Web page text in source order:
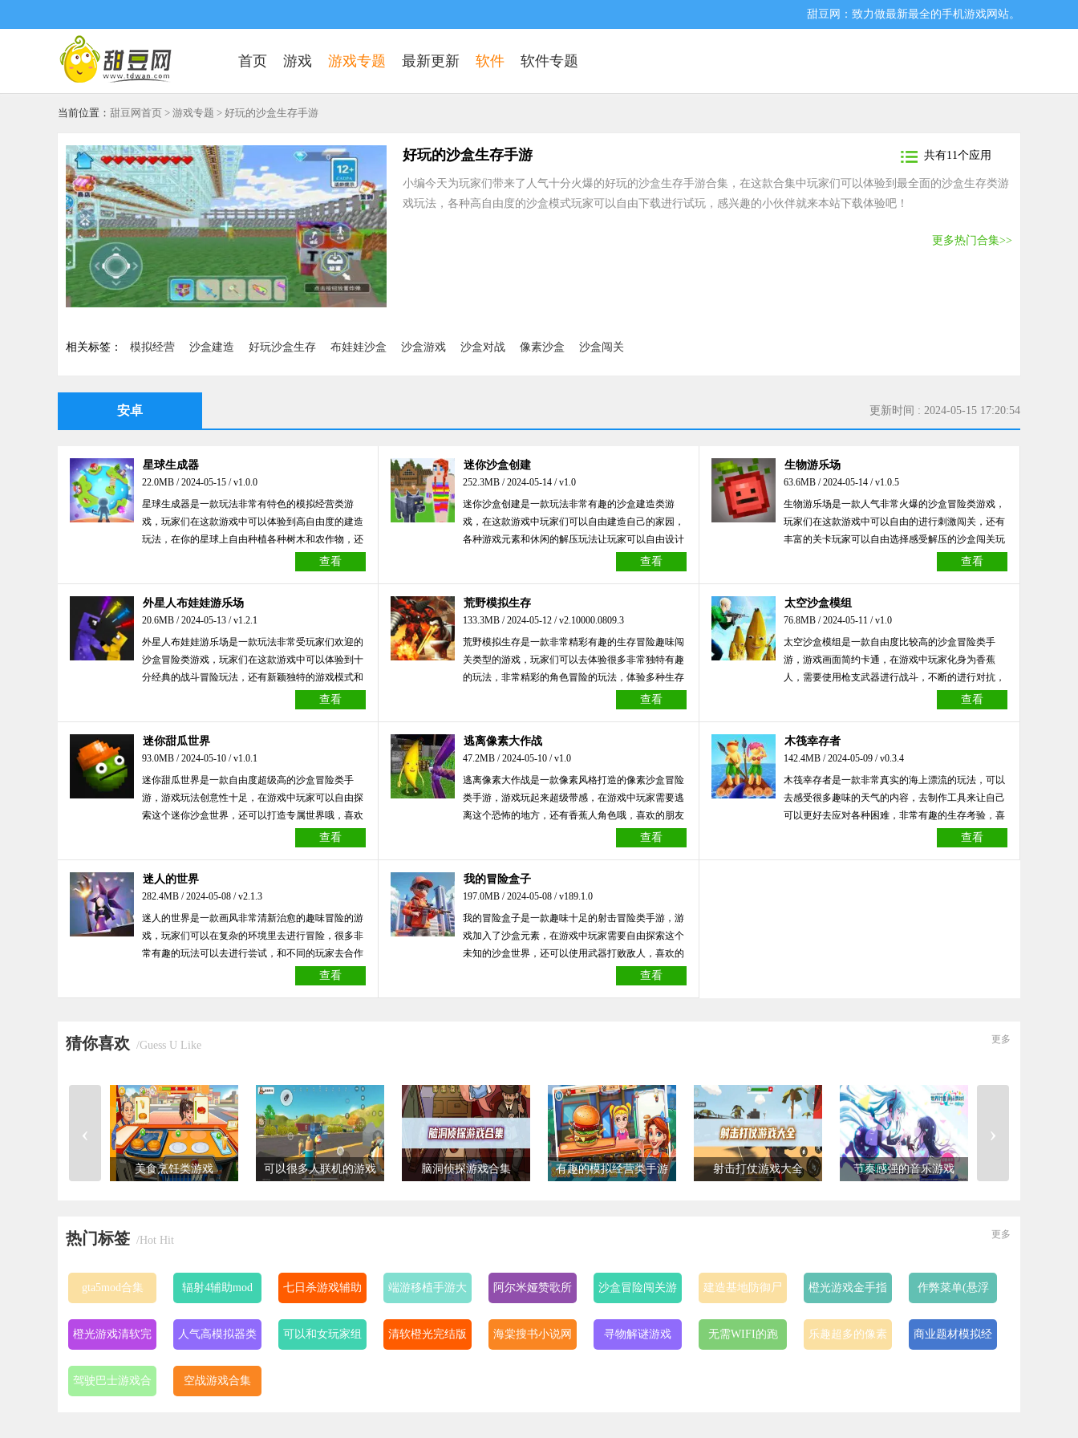
甜豆网：致力做最新最全的手机游戏网站。
首页 游戏 游戏专题 最新更新 软件 软件专题
当前位置： 甜豆网首页 > 游戏专题 > 好玩的沙盒生存手游
好玩的沙盒生存手游 共有11个应用
小编今天为玩家们带来了人气十分火爆的好玩的沙盒生存手游合集，在这款合集中玩家们可以体验到最全面的沙盒生存类游
戏玩法，各种高自由度的沙盒模式玩家可以自由下载进行试玩，感兴趣的小伙伴就来本站下载体验吧！
更多热门合集>>
相关标签： 模拟经营 沙盒建造 好玩沙盒生存 布娃娃沙盒 沙盒游戏 沙盒对战 像素沙盒 沙盒闯关
安卓 更新时间 : 2024-05-15 17:20:54
星球生成器
22.0MB / 2024-05-15 / v1.0.0
星球生成器是一款玩法非常有特色的模拟经营类游
戏，玩家们在这款游戏中可以体验到高自由度的建造
玩法，在你的星球上自由种植各种树木和农作物，还
可以收集各种资源建立起自己的家园并逐渐扩大规
查看
迷你沙盒创建
252.3MB / 2024-05-14 / v1.0
迷你沙盒创建是一款玩法非常有趣的沙盒建造类游
戏，在这款游戏中玩家们可以自由建造自己的家园，
各种游戏元素和休闲的解压玩法让玩家可以自由设计
自己的沙盒世界，感兴趣的玩家们就来本站下载体验
查看
生物游乐场
63.6MB / 2024-05-14 / v1.0.5
生物游乐场是一款人气非常火爆的沙盒冒险类游戏，
玩家们在这款游戏中可以自由的进行刺激闯关，还有
丰富的关卡玩家可以自由选择感受解压的沙盒闯关玩
法，有喜欢这款游戏的玩家们就来本站下载试玩吧！
查看
外星人布娃娃游乐场
20.6MB / 2024-05-13 / v1.2.1
外星人布娃娃游乐场是一款玩法非常受玩家们欢迎的
沙盒冒险类游戏，玩家们在这款游戏中可以体验到十
分经典的战斗冒险玩法，还有新颖独特的游戏模式和
精彩的逃脱内容带给玩家优质的体验，喜欢的小伙伴
查看
荒野模拟生存
133.3MB / 2024-05-12 / v2.10000.0809.3
荒野模拟生存是一款非常精彩有趣的生存冒险趣味闯
关类型的游戏，玩家们可以去体验很多非常独特有趣
的玩法，非常精彩的角色冒险的玩法，体验多种生存
查看
太空沙盒模组
76.8MB / 2024-05-11 / v1.0
太空沙盒模组是一款自由度比较高的沙盒冒险类手
游，游戏画面简约卡通，在游戏中玩家化身为香蕉
人，需要使用枪支武器进行战斗，不断的进行对抗，
查看
迷你甜瓜世界
93.0MB / 2024-05-10 / v1.0.1
迷你甜瓜世界是一款自由度超级高的沙盒冒险类手
游，游戏玩法创意性十足，在游戏中玩家可以自由探
索这个迷你沙盒世界，还可以打造专属世界哦，喜欢
查看
逃离像素大作战
47.2MB / 2024-05-10 / v1.0
逃离像素大作战是一款像素风格打造的像素沙盒冒险
类手游，游戏玩起来超级带感，在游戏中玩家需要逃
离这个恐怖的地方，还有香蕉人角色哦，喜欢的朋友
查看
木筏幸存者
142.4MB / 2024-05-09 / v0.3.4
木筏幸存者是一款非常真实的海上漂流的玩法，可以
去感受很多趣味的天气的内容，去制作工具来让自己
可以更好去应对各种困难，非常有趣的生存考验，喜
查看
迷人的世界
282.4MB / 2024-05-08 / v2.1.3
迷人的世界是一款画风非常清新治愈的趣味冒险的游
戏，玩家们可以在复杂的环境里去进行冒险，很多非
常有趣的玩法可以去进行尝试，和不同的玩家去合作
来去进行冒险，喜欢的朋友快来下载试试吧！
查看
我的冒险盒子
197.0MB / 2024-05-08 / v189.1.0
我的冒险盒子是一款趣味十足的射击冒险类手游，游
戏加入了沙盒元素，在游戏中玩家需要自由探索这个
未知的沙盒世界，还可以使用武器打败敌人，喜欢的
查看
猜你喜欢 /Guess U Like 更多
美食烹饪类游戏 可以很多人联机的游戏 脑洞侦探游戏合集 有趣的模拟经营类手游 射击打仗游戏大全 节奏感强的音乐游戏
‹ ›
热门标签 /Hot Hit 更多
gta5mod合集 辐射4辅助mod
推荐
七日杀游戏辅助
工具合集
端游移植手游大
作
阿尔米娅赞歌所
有版本
沙盒冒险闯关游
戏合集
建造基地防御尸
潮的游戏
橙光游戏金手指
完结版
作弊菜单(悬浮
球)游戏
橙光游戏清软完
结2023
人气高模拟器类
型的手游
可以和女玩家组 清软橙光完结版 海棠搜书小说网 寻物解谜游戏 无需WIFI的跑 乐趣超多的像素 商业题材模拟经
驾驶巴士游戏合
空战游戏合集